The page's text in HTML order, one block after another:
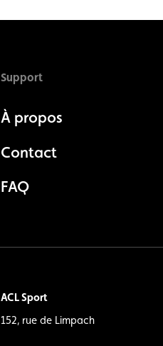
Support
À propos
Contact
FAQ
ACL Sport
152, rue de Limpach